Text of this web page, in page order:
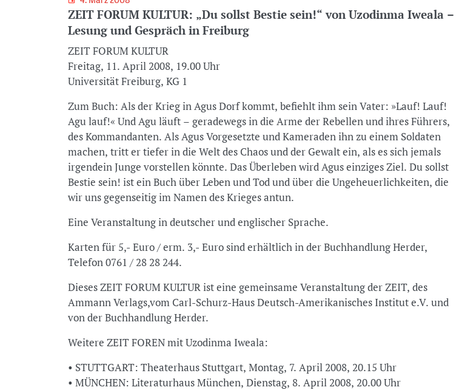
ZEIT FORUM KULTUR: „Du sollst Bestie sein!“ von Uzodinma Iweala –
Lesung und Gespräch in Freiburg
ZEIT FORUM KULTUR
Freitag, 11. April 2008, 19.00 Uhr
Universität Freiburg, KG 1
Zum Buch: Als der Krieg in Agus Dorf kommt, befiehlt ihm sein Vater: »Lauf! Lauf!
Agu lauf!« Und Agu läuft – geradewegs in die Arme der Rebellen und ihres Führers,
des Kommandanten. Als Agus Vorgesetzte und Kameraden ihn zu einem Soldaten
machen, tritt er tiefer in die Welt des Chaos und der Gewalt ein, als es sich jemals
irgendein Junge vorstellen könnte. Das Überleben wird Agus einziges Ziel. Du sollst
Bestie sein! ist ein Buch über Leben und Tod und über die Ungeheuerlichkeiten, die
wir uns gegenseitig im Namen des Krieges antun.
Eine Veranstaltung in deutscher und englischer Sprache.
Karten für 5,- Euro / erm. 3,- Euro sind erhältlich in der Buchhandlung Herder,
Telefon 0761 / 28 28 244.
Dieses ZEIT FORUM KULTUR ist eine gemeinsame Veranstaltung der ZEIT, des
Ammann Verlags,vom Carl-Schurz-Haus Deutsch-Amerikanisches Institut e.V. und
von der Buchhandlung Herder.
Weitere ZEIT FOREN mit Uzodinma Iweala:
• STUTTGART: Theaterhaus Stuttgart, Montag, 7. April 2008, 20.15 Uhr
• MÜNCHEN: Literaturhaus München, Dienstag, 8. April 2008, 20.00 Uhr